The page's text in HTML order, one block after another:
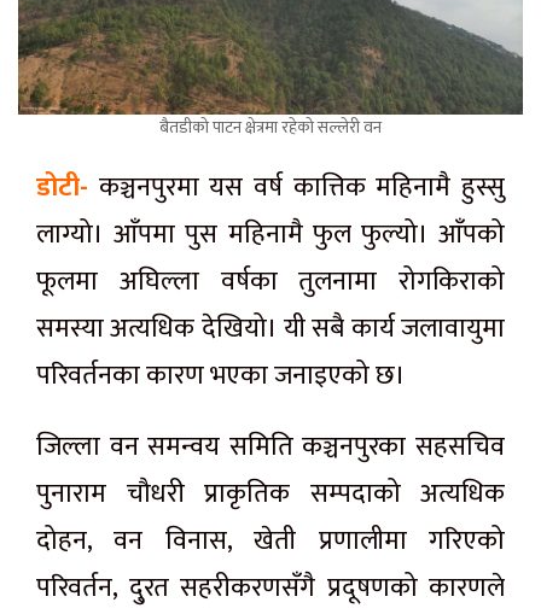
बैतडीको पाटन क्षेत्रमा रहेको सल्लेरी वन
डोटी- कञ्चनपुरमा यस वर्ष कात्तिक महिनामै हुस्सु
लाग्यो। आँपमा पुस महिनामै फुल फुल्यो। आँपको
फूलमा अघिल्ला वर्षका तुलनामा रोगकिराको
समस्या अत्यधिक देखियो। यी सबै कार्य जलावायुमा
परिवर्तनका कारण भएका जनाइएको छ।
जिल्ला वन समन्वय समिति कञ्चनपुरका सहसचिव
पुनाराम चौधरी प्राकृतिक सम्पदाको अत्यधिक
दोहन, वन विनास, खेती प्रणालीमा गरिएको
परिवर्तन, दु्रत सहरीकरणसँगै प्रदूषणको कारणले